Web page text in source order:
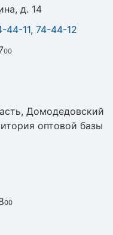
д. 14
44-11, 74-44-12
00
Домодедовский
оптовой базы
00